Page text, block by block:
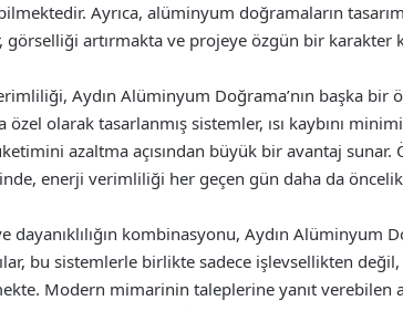
Ayrıca, alüminyum doğramaların
görselliği artırmakta ve projeye özgün bir karakter
Aydın Alüminyum Doğrama’nın başka bir
özel olarak tasarlanmış sistemler, ısı kaybını
azaltma açısından büyük bir avantaj
enerji verimliliği her geçen gün daha da
dayanıklılığın kombinasyonu, Aydın Alüminyum
bu sistemlerle birlikte sadece işlevsellikten
Modern mimarinin taleplerine yanıt